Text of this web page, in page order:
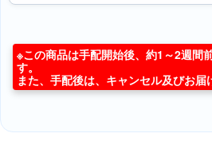
※この商品は手配開始後、約1～2週間
す。
また、手配後は、キャンセル及びお届